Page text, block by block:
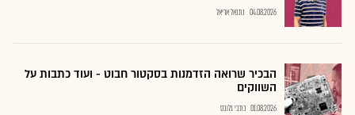
04.08.2026 נתנאל אריאל
הבכיר שרואה הזדמנות בסקטור חבוט - ועוד כתבות על
השווקים
01.08.2026 כתבי גלובס